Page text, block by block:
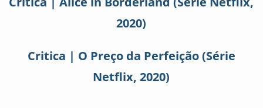
2020)
Critica | O Preço da Perfeição (Série
Netflix, 2020)